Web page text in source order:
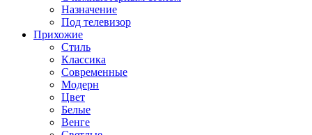
Назначение
Под телевизор
Прихожие
Стиль
Классика
Современные
Модерн
Цвет
Белые
Венге